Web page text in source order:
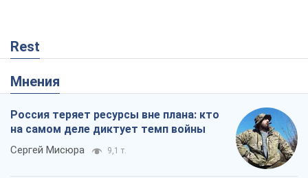
Rest
Мнения
Россия теряет ресурсы вне плана: кто
на самом деле диктует темп войны
Сергей Мисюра 9,1 т.